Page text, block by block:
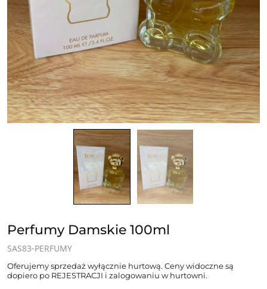
Perfumy Damskie 100ml
SAS83-PERFUMY
Oferujemy sprzedaż wyłącznie hurtową. Ceny widoczne są
dopiero po REJESTRACJI i zalogowaniu w hurtowni.